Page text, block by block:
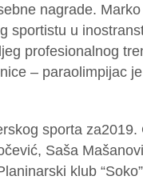
nagrade.
sportistu u
profesionalnog
– paraolimpijac
sporta za2019.
Saša
klub